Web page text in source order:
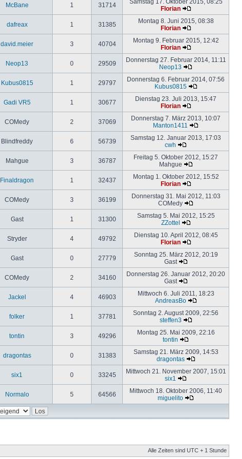
McBane 1 31714
Florian
dafreax 1 31385
Montag 8. Juni 2015, 08:38
Florian
david.meier 3 40704
Montag 9. Februar 2015, 12:42
Florian
Neop13 0 29509
Donnerstag 27. Februar 2014, 11:11
Neop13
Kubus0815 1 29797
Donnerstag 6. Februar 2014, 07:56
Kubus0815
Gadi VR5 1 30677
Dienstag 23. Juli 2013, 15:47
Florian
COMedy 2 37069
Donnerstag 7. März 2013, 10:07
Manton1411
Blindfreddy 6 56739
Samstag 12. Januar 2013, 17:03
cwh
Mahgue 3 36787
Freitag 5. Oktober 2012, 15:27
Mahgue
Finaldragon 1 32437
Montag 1. Oktober 2012, 15:52
Florian
COMedy 3 36199
Donnerstag 31. Mai 2012, 11:03
COMedy
Gast 1 31300
Samstag 5. Mai 2012, 15:25
ZZottel
Stryder 4 49792
Dienstag 10. April 2012, 08:45
Florian
Gast 0 27779
Sonntag 25. März 2012, 20:19
Gast
COMedy 2 34160
Donnerstag 26. Januar 2012, 20:20
Gast
Jackel 4 46903
Mittwoch 6. Juli 2011, 18:23
AndreasBo
folker 1 37781
Sonntag 2. August 2009, 22:56
steffen3
tontin 3 49296
Montag 25. Mai 2009, 22:16
tontin
dragontas 0 31383
Samstag 21. März 2009, 14:53
dragontas
six1 0 33245
Mittwoch 21. November 2007, 15:01
six1
Normalo 5 64566
Mittwoch 18. Oktober 2006, 11:40
miguelito
Alle Zeiten sind UTC + 1 Stunde